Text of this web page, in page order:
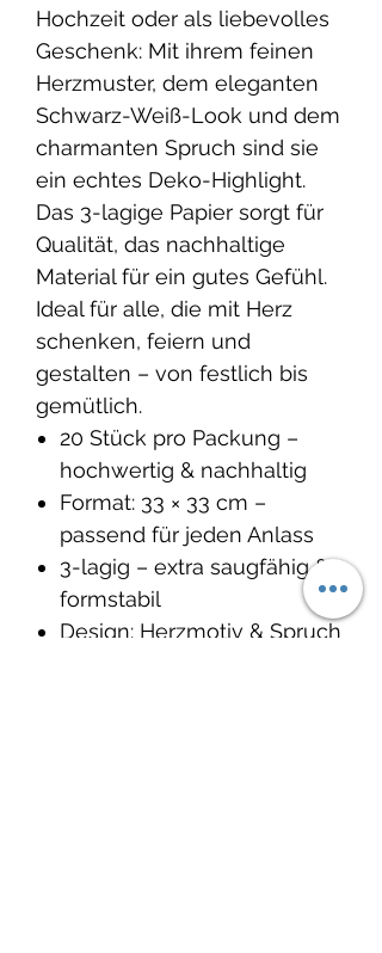
Hochzeit oder als liebevolles
Geschenk: Mit ihrem feinen
Herzmuster, dem eleganten
Schwarz-Weiß-Look und dem
charmanten Spruch sind sie
ein echtes Deko-Highlight.
Das 3-lagige Papier sorgt für
Qualität, das nachhaltige
Material für ein gutes Gefühl.
Ideal für alle, die mit Herz
schenken, feiern und
gestalten – von festlich bis
gemütlich.
20 Stück pro Packung –
hochwertig & nachhaltig
Format: 33 × 33 cm –
passend für jeden Anlass
3-lagig – extra saugfähig &
formstabil
Design: Herzmotiv & Spruch